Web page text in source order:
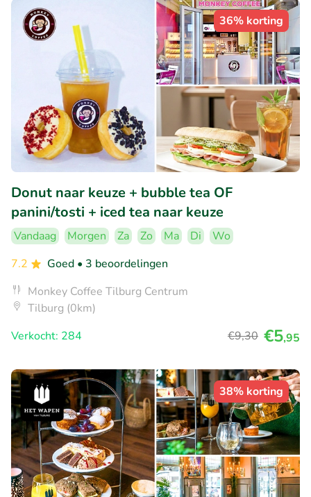
36% korting
Donut naar keuze + bubble tea OF
panini/tosti + iced tea naar keuze
Vandaag Morgen Za Zo Ma Di
Wo
7.2
Goed • 3 beoordelingen
Monkey Coffee Tilburg Centrum
Tilburg (0km)
Verkocht: 284
€9,30 €5,95
38% korting